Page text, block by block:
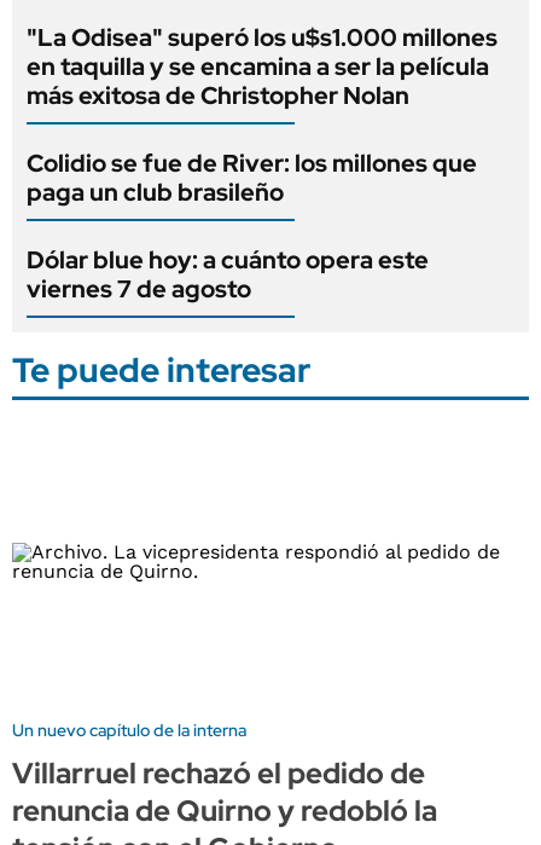
"La Odisea" superó los u$s1.000 millones
en taquilla y se encamina a ser la película
más exitosa de Christopher Nolan
Colidio se fue de River: los millones que
paga un club brasileño
Dólar blue hoy: a cuánto opera este
viernes 7 de agosto
Te puede interesar
Un nuevo capítulo de la interna
Villarruel rechazó el pedido de
renuncia de Quirno y redobló la